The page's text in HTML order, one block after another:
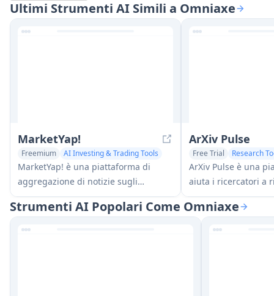
Ultimi Strumenti AI Simili a Omniaxe
MarketYap!
Freemium
AI Investing & Trading Tools
Research Tools
MarketYap! è una piattaforma di
aggregazione di notizie sugli
investimenti supportata dall'IA che
semplifica la ricerca azionaria
raccogliendo e riassumendo articoli
ArXiv Pulse
Free Trial Research
ArXiv Pulse è una
aiuta i ricercatori a
aggiornati con gli
ricerca fornendo
personalizzati e
Strumenti AI Popolari Come Omniaxe